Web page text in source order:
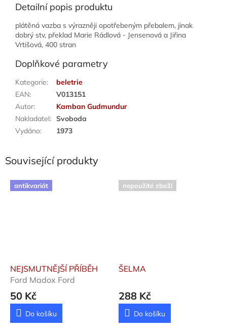
Detailní popis produktu
plátěná vazba s výrazněji opotřebeným přebalem, jinak
dobrý stv, překlad Marie Rádlová - Jensenová a Jiřina
Vrtišová, 400 stran
Doplňkové parametry
Kategorie:
beletrie
EAN:
V013151
Autor:
Kamban Gudmundur
Nakladatel: Svoboda
Vydáno: 1973
Související produkty
antikvariát
NEJSMUTNĚJŠÍ PŘÍBĚH
Ford Madox Ford
50 Kč
Do košíku
nepoužité zboží
ŠELMA
288 Kč
Do košíku